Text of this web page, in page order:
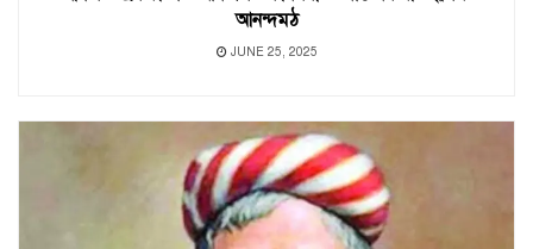
আনন্দমঠ
JUNE 25, 2025